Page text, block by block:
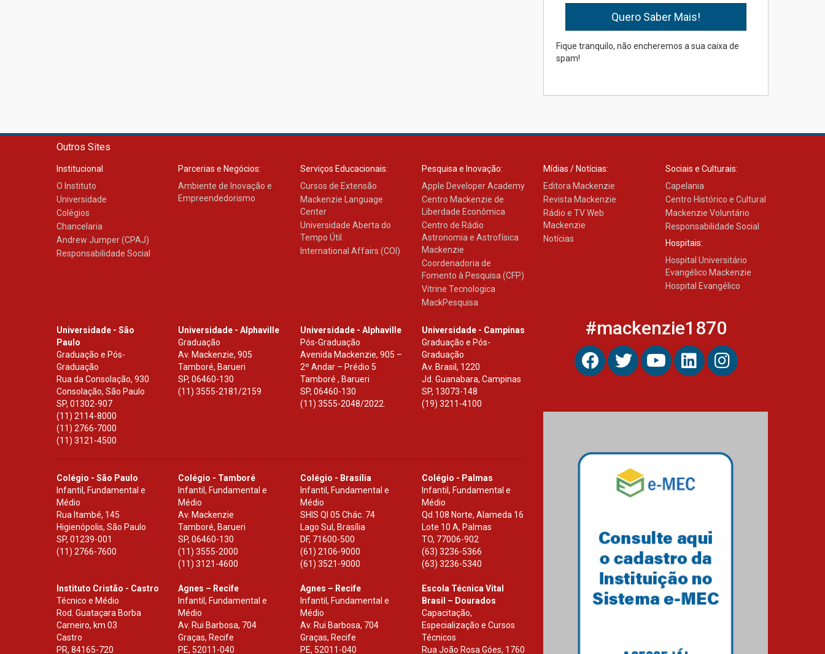
parcerias internacionais
03.08.2026
Fique tranquilo, não encheremos a sua caixa de
spam!
Outros Sites
Institucional
O Instituto
Universidade
Colégios
Chancelaria
Andrew Jumper (CPAJ)
Responsabilidade Social
Parcerias e Negócios:
Ambiente de Inovação e
Empreendedorismo
Serviços Educacionais:
Cursos de Extensão
Mackenzie Language
Center
Universidade Aberta do
Tempo Útil
International Affairs (COI)
Pesquisa e Inovação:
Apple Developer Academy
Centro Mackenzie de
Liberdade Econômica
Centro de Rádio
Astronomia e Astrofísica
Mackenzie
Coordenadoria de
Fomento à Pesquisa (CFP)
Vitrine Tecnologica
MackPesquisa
Mídias / Notícias:
Editora Mackenzie
Revista Mackenzie
Rádio e TV Web
Mackenzie
Notícias
Sociais e Culturais:
Capelania
Centro Histórico e Cultural
Mackenzie Voluntário
Responsabilidade Social
Hospitais:
Hospital Universitário
Evangélico Mackenzie
Hospital Evangélico
Universidade - São
Paulo
Graduação e Pós-
Graduação
Rua da Consolação, 930
Consolação, São Paulo
SP, 01302-907
(11) 2114-8000
(11) 2766-7000
(11) 3121-4500
Universidade - Alphaville
Graduação
Av. Mackenzie, 905
Tamboré, Barueri
SP,06460-130
(11) 3555-2181/2159
Universidade - Alphaville
Pós-Graduação
Avenida Mackenzie, 905 –
2º Andar – Prédio 5
Tamboré , Barueri
SP, 06460-130
(11) 3555-2048/2022.
Universidade - Campinas
Graduação e Pós-
Graduação
Av. Brasil, 1220
Jd. Guanabara, Campinas
SP, 13073-148
(19) 3211-4100
Colégio - São Paulo
Infantil, Fundamental e
Médio
Rua Itambé, 145
Higienópolis, São Paulo
SP, 01239-001
(11) 2766-7600
Colégio - Tamboré
Infantil, Fundamental e
Médio
Av. Mackenzie
Tamboré, Barueri
SP,06460-130
(11) 3555-2000
(11) 3121-4600
Colégio - Brasília
Infantil, Fundamental e
Médio
SHIS Ql 05 Chác. 74
Lago Sul, Brasília
DF, 71600-500
(61) 2106-9000
(61) 3521-9000
Colégio - Palmas
Infantil, Fundamental e
Médio
Qd.108 Norte, Alameda 16
Lote 10 A, Palmas
TO, 77006-902
(63) 3236-5366
(63) 3236-5340
Instituto Cristão - Castro
Técnico e Médio
Rod. Guataçara Borba
Carneiro, km 03
Castro
PR, 84165-720
Agnes – Recife
Infantil, Fundamental e
Médio
Av. Rui Barbosa, 704
Graças, Recife
PE, 52011-040
Agnes – Recife
Infantil, Fundamental e
Médio
Av. Rui Barbosa, 704
Graças, Recife
PE, 52011-040
Escola Técnica Vital
Brasil – Dourados
Capacitação,
Especialização e Cursos
Técnicos
Rua João Rosa Góes, 1760
#mackenzie1870